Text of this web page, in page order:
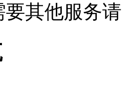
要其他服务